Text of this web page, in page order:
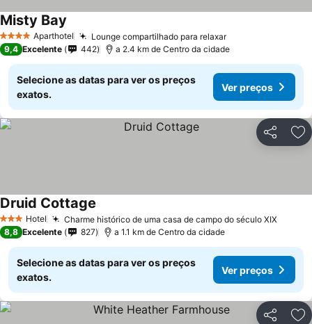
4 EstrelasAparthotel Lounge compartilhado para relaxarVer preços
Misty Bay
9,4 Excelente 442 a 2.4 km de Centro da cidade
Selecione as datas para ver os preços
exatos.
Ver preços
Partilhar
3 EstrelasHotel Charme histórico de uma casa de campo do século XIXVer
Druid Cottage
8,8 Excelente 827 a 1.1 km de Centro da cidade
Selecione as datas para ver os preços
exatos.
Ver preços
Partilhar